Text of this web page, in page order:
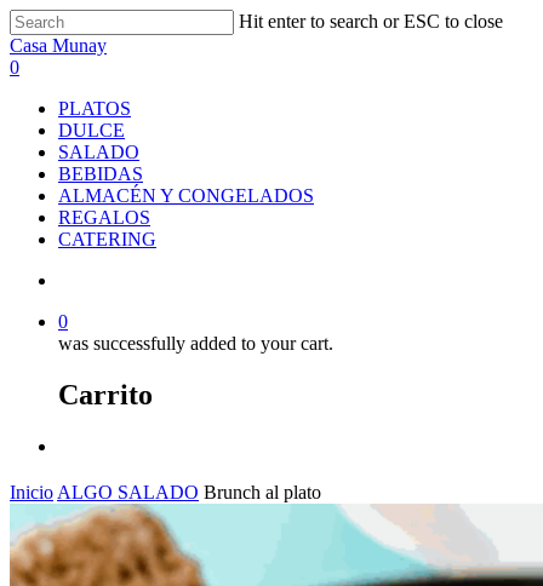
Skip
to
main
Hit enter to search or ESC to close
Close
Search
Casa Munay
search
0
PLATOS
DULCE
SALADO
BEBIDAS
ALMACÉN Y CONGELADOS
REGALOS
CATERING
0
was successfully added to your cart.
Carrito
Inicio ALGO SALADO Brunch al plato